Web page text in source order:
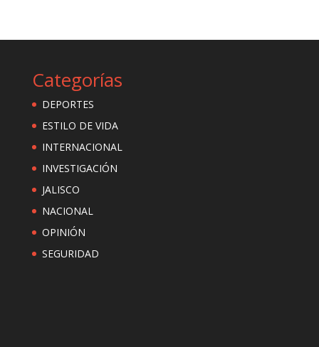
Categorías
DEPORTES
ESTILO DE VIDA
INTERNACIONAL
INVESTIGACIÓN
JALISCO
NACIONAL
OPINIÓN
SEGURIDAD